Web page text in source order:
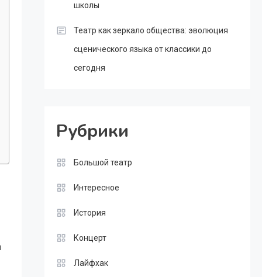
школы
Театр как зеркало общества: эволюция
сценического языка от классики до
сегодня
Рубрики
Большой театр
Интересное
История
Концерт
Лайфхак